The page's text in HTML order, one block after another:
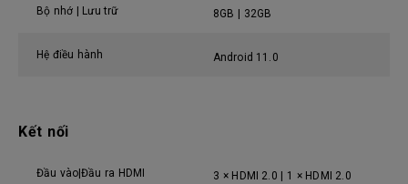
Bộ nhớ | Lưu trữ 8GB | 32GB
Hệ điều hành Android 11.0
Kết nối
Đầu vào|Đầu ra HDMI 3 × HDMI 2.0 | 1 × HDMI 2.0